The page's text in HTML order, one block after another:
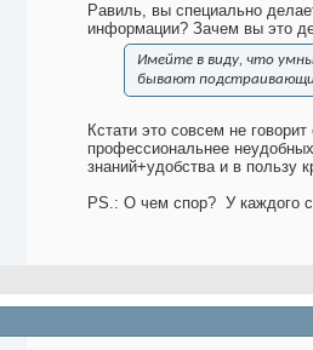
Равиль, вы специально
информации? Зачем вы это
Имейте в виду, что
бывают
Кстати это совсем не
профессиональнее
знаний+удобства и в пользу
PS.: О чем спор? У каждого